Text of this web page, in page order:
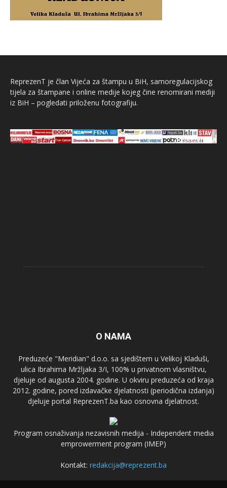
ReprezenT je član Vijeća za štampu u BiH, samoregulacijskog
tijela za štampane i online medije kojeg čine renomirani mediji
iz BiH – pogledati priloženu fotografiju.
O NAMA
Preduzeće "Meridian" d.o.o. sa sjedištem u Velikoj Kladuši,
ulica Ibrahima Mržljaka 3/I, 100% u privatnom vlasništvu,
djeluje od augusta 2004. godine. U okviru preduzeća od kraja
2012. godine, pored izdavačke djelatnosti (periodična izdanja)
djeluje portal ReprezenT.ba kao osnovna djelatnost.
Program osnaživanja nezavisnih medija - Independent media
emprowerment program (IMEP)
Kontakt: redakcija@reprezent.ba